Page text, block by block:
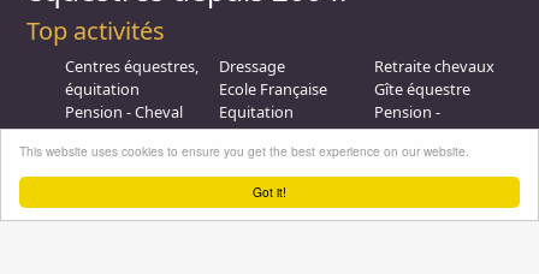
Got it!
This website uses cookies to ensure you get the best experience on our website.
Top activités
Centres équestres,
équitation
Pension - Cheval
Ecurie de
propriétaire
Poney Club
Pension - Poney
Débourrage
Dressage
Ecole Française
Equitation
Promenade
Equitation de loisir
Compétition - CSO
Promenades à
Cheval
Retraite chevaux
Gîte équestre
Pension -
Poulinieres
Promenades à
Poney
Saut d obstacle
Relais étape